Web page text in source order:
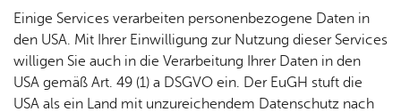
Ämter
A–Z
Diens
t­leis­
fent­li­
che
Be­
kannt­
Bil­
dung
& Be­
Bau­
stel­len
& Um­
lei­tun­
Fa­mi­lie
& Kin­
der
Se­nio­
ren
Land­rats­amt Bo­den­see­kreis
Glär­nisch­stra­ße 1-3
88045 Fried­richs­ha­fen
Einige Services verarbeiten personenbezogene Daten in
den USA. Mit Ihrer Einwilligung zur Nutzung dieser Services
willigen Sie auch in die Verarbeitung Ihrer Daten in den
USA gemäß Art. 49 (1) a DSGVO ein. Der EuGH stuft die
USA als ein Land mit unzureichendem Datenschutz nach